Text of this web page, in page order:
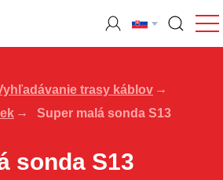
trasy káblov
Super malá sonda S13
sonda S13